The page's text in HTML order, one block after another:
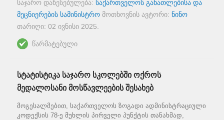
საჯარო დაწესებულება: საქართველოს განათლებისა და
მეცნიერების სამინისტრო მოთხოვნის ავტორი: ნინო
თარიღი: 02 ივნისი 2025.
წარმატებული
სტატისტიკა საჯარო სკოლებში ოქროს
მედალოსანი მოსწავლეების შესახებ
მოგესალმებით, საქართველოს ზოგადი ადმინისტრაციული
კოდექსის 78-ე მუხლის პირველი პუნქტის თანახმად,